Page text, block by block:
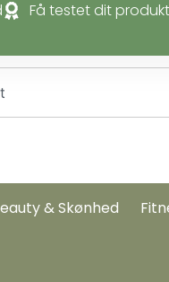
Få testet dit produkt
& Skønhed